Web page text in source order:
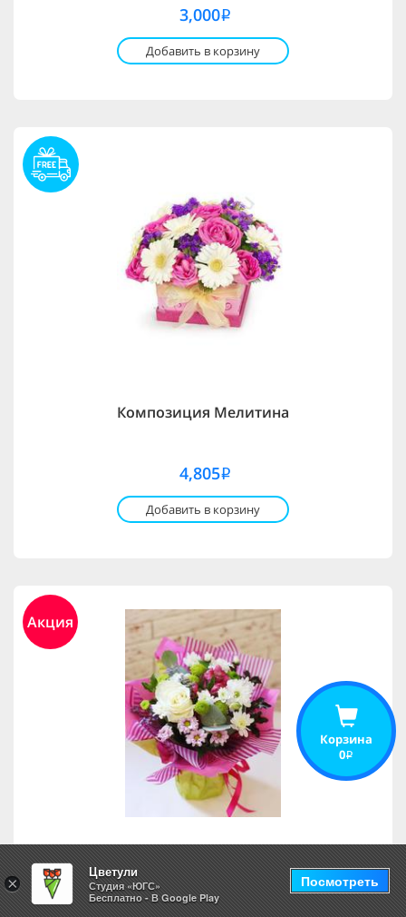
3,000i
Добавить в корзину
Композиция Мелитина
4,805i
Добавить в корзину
Акция
Нежность мамы
Корзина
0i
×
Цветули
Студия «ЮГС»
Бесплатно - В Google Play
Посмотреть